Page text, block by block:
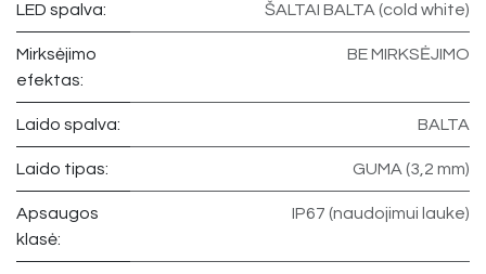
LED spalva: ŠALTAI BALTA (cold white)
Mirksėjimo
efektas:
BE MIRKSĖJIMO
Laido spalva: BALTA
Laido tipas: GUMA (3,2 mm)
Apsaugos
klasė:
IP67 (naudojimui lauke)